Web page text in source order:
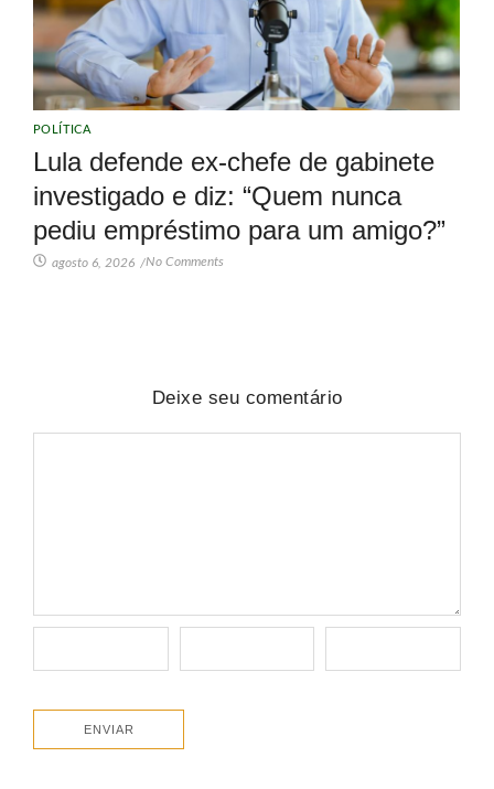
POLÍTICA
Lula defende ex-chefe de gabinete
investigado e diz: “Quem nunca
pediu empréstimo para um amigo?”
agosto 6, 2026 /No Comments
Deixe seu comentário